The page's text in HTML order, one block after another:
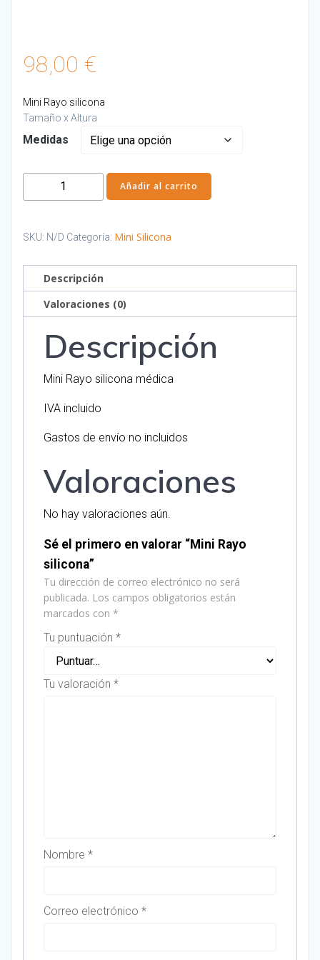
98,00 €
Mini Rayo silicona
Tamaño x Altura
Medidas
Rayo
cantidad
Añadir al carrito
SKU: N/D Categoría: Mini Silicona
Descripción
Valoraciones (0)
Descripción
Mini Rayo silicona médica
IVA incluido
Gastos de envío no incluidos
Valoraciones
No hay valoraciones aún.
Sé el primero en valorar “Mini Rayo
silicona”
Tu dirección de correo electrónico no será
publicada. Los campos obligatorios están
marcados con *
Tu puntuación *
Tu valoración *
Nombre *
Correo electrónico *